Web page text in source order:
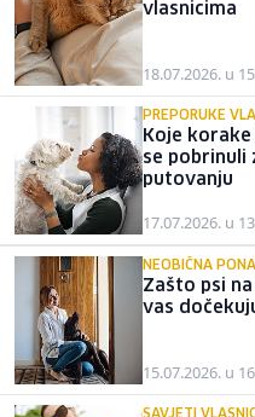
vlasnicima
18.07.2026. u
PREPORUKE
Koje
se pobrinuli
putovanju
17.07.2026. u
NEOBIČNA
Zašto psi
vas
15.07.2026. u
SAVJETI